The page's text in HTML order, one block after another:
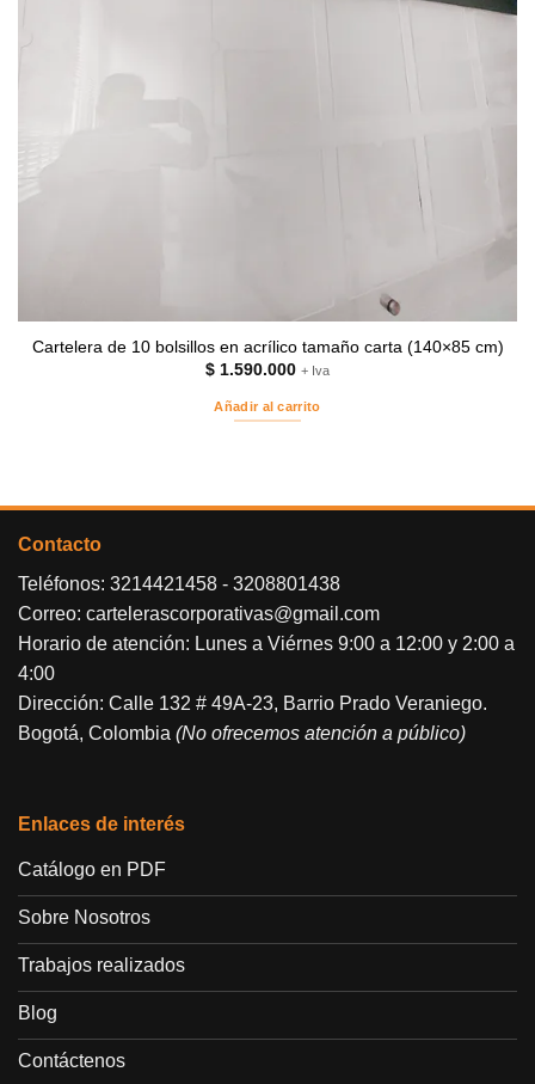
Cartelera de 10 bolsillos en acrílico tamaño carta (140×85 cm)
$ 1.590.000 + Iva
Añadir al carrito
Contacto
Teléfonos: 3214421458 - 3208801438
Correo: cartelerascorporativas@gmail.com
Horario de atención: Lunes a Viérnes 9:00 a 12:00 y 2:00 a
4:00
Dirección: Calle 132 # 49A-23, Barrio Prado Veraniego.
Bogotá, Colombia (No ofrecemos atención a público)
Enlaces de interés
Catálogo en PDF
Sobre Nosotros
Trabajos realizados
Blog
Contáctenos